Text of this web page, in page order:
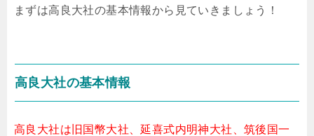
まずは高良大社の基本情報から見ていきましょう！
高良大社の基本情報
高良大社は旧国幣大社、延喜式内明神大社、筑後国一